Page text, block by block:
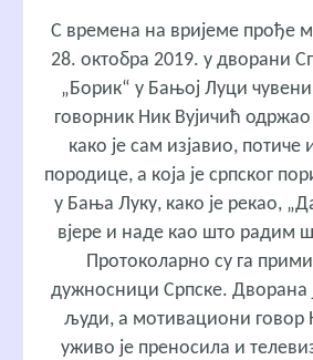
С времена на вријеме прође
28. октобра 2019. у дворани
„Борик“ у Бањој Луци
говорник Ник Вујичић
како је сам изјавио, потиче
породице, а која је српског
у Бања Луку, како је рекао,
вјере и наде као што радим
Протоколарно су га
дужносници Српске. Дворана
људи, а мотивациони говор
уживо је преносила и